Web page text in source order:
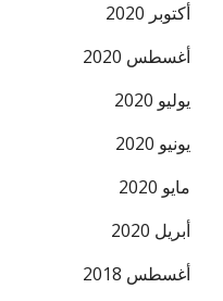
أكتوبر 2020
أغسطس 2020
يوليو 2020
يونيو 2020
مايو 2020
أبريل 2020
أغسطس 2018